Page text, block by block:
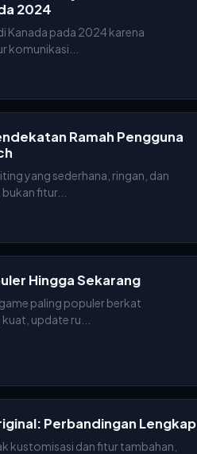
2024
Kanada pada 2024 karena
komunikasi...
Ramah Pengguna
yang sederhana, ringan, dan
fitur...
Hingga Sekarang
paling populer berkat
update ru...
Perbandingan Lengkap
kustomisasi dan fitur tambahan,